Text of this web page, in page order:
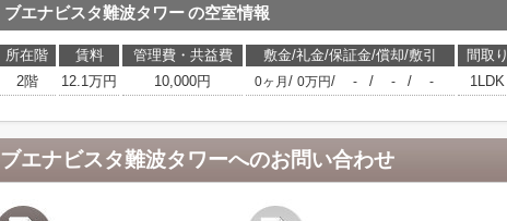
ブエナビスタ難波タワーの空室情報
所在階 賃料 管理費・共益費 敷金/礼金/保証金/償却/敷引 間取り
2階
12.1万円 10,000円 0ヶ月 / 0万円/ - / - / - 1LDK
ブエナビスタ難波タワーへのお問い合わせ